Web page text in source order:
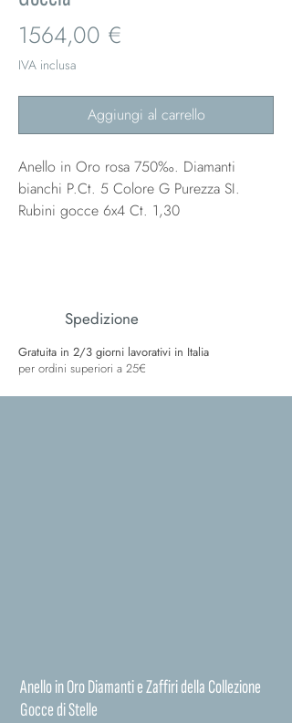
1564,00 €
IVA inclusa
Aggiungi al carrello
Anello in Oro rosa 750‰. Diamanti
bianchi P.Ct. 5 Colore G Purezza SI.
Rubini gocce 6x4 Ct. 1,30
Spedizione
Gratuita in 2/3 giorni lavorativi in Italia
per ordini superiori a 25€
Anello in Oro Diamanti e Zaffiri della Collezione
Gocce di Stelle